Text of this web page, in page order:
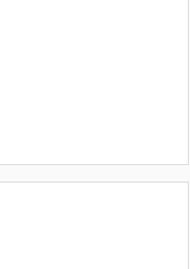
ことではありますが、
る機会となりました。
要のなかった付き合い